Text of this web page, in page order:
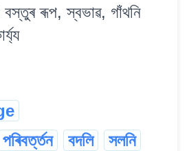
ৰূপ, স্বভাৱ, গাঁথনি
পৰিবৰ্ত্তন বদলি
সলনি